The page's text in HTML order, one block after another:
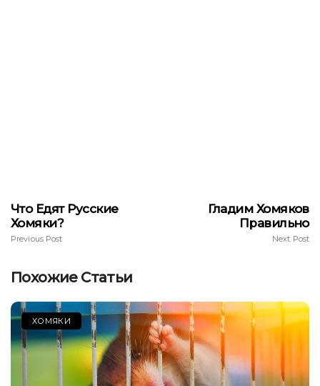
Что Едят Русские
Хомяки?
Previous Post
Гладим Хомяков
Правильно
Next Post
Похожие Статьи
ХОМЯКИ